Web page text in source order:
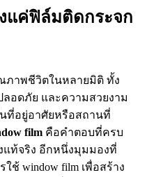
แค่ฟิล์มติดกระจก
ภาพชีวิตในหลายมิติ ทั้ง
อดภัย และความสวยงาม
ที่อยู่อาศัยหรือสถานที่
film คือคำตอบที่ครบ
ท้จริง อีกหนึ่งมุมมองที่
window film เพื่อสร้าง